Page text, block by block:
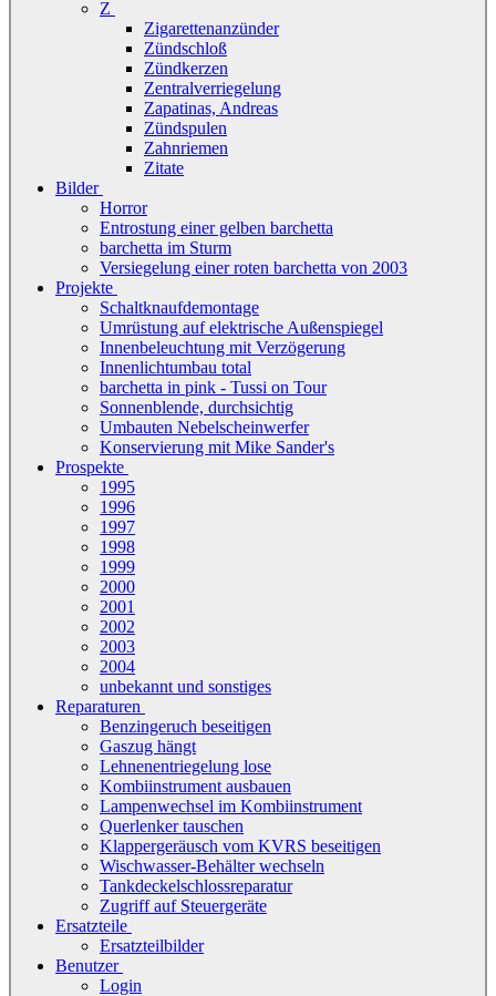
Z
Zigarettenanzünder
Zündschloß
Zündkerzen
Zentralverriegelung
Zapatinas, Andreas
Zündspulen
Zahnriemen
Zitate
Bilder
Horror
Entrostung einer gelben barchetta
barchetta im Sturm
Versiegelung einer roten barchetta von 2003
Projekte
Schaltknaufdemontage
Umrüstung auf elektrische Außenspiegel
Innenbeleuchtung mit Verzögerung
Innenlichtumbau total
barchetta in pink - Tussi on Tour
Sonnenblende, durchsichtig
Umbauten Nebelscheinwerfer
Konservierung mit Mike Sander's
Prospekte
1995
1996
1997
1998
1999
2000
2001
2002
2003
2004
unbekannt und sonstiges
Reparaturen
Benzingeruch beseitigen
Gaszug hängt
Lehnenentriegelung lose
Kombiinstrument ausbauen
Lampenwechsel im Kombiinstrument
Querlenker tauschen
Klappergeräusch vom KVRS beseitigen
Wischwasser-Behälter wechseln
Tankdeckelschlossreparatur
Zugriff auf Steuergeräte
Ersatzteile
Ersatzteilbilder
Benutzer
Login